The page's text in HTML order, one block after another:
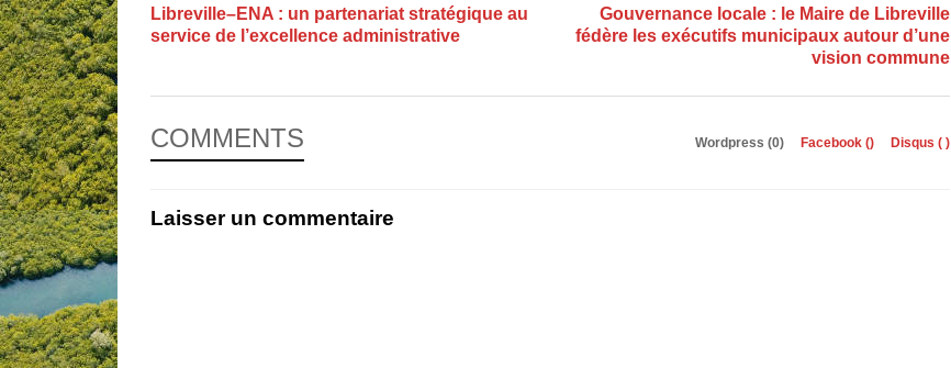
Libreville–ENA : un partenariat stratégique au
service de l’excellence administrative
Gouvernance locale : le Maire de Libreville
fédère les exécutifs municipaux autour d’une
vision commune
COMMENTS Wordpress (0) Facebook () Disqus ( )
Laisser un commentaire